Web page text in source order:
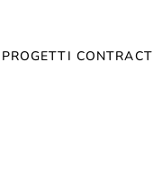
PROGETTI CONTRACT